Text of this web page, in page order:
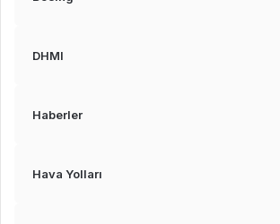
DHMI
Haberler
Hava Yolları